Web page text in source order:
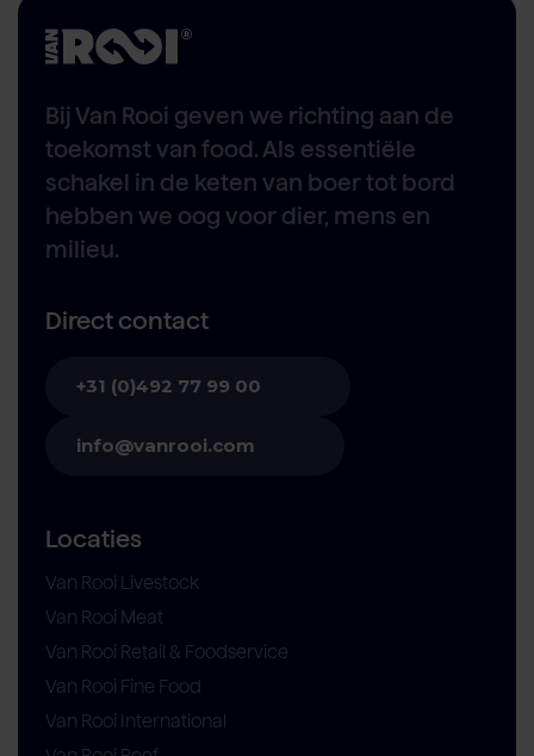
Bij Van Rooi geven we richting aan de
toekomst van food. Als essentiële
schakel in de keten van boer tot bord
hebben we oog voor dier, mens en
milieu.
Direct contact
+31 (0)492 77 99 00
info@vanrooi.com
Locaties
Van Rooi Livestock
Van Rooi Meat
Van Rooi Retail & Foodservice
Van Rooi Fine Food
Van Rooi International